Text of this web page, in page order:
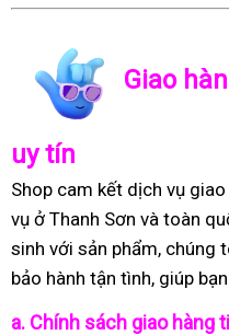
Giao
uy tín
Shop cam kết dịch vụ
vụ ở Thanh Sơn và toàn
sinh với sản phẩm, chúng
bảo hành tận tình, giúp
a. Chính sách giao hàng